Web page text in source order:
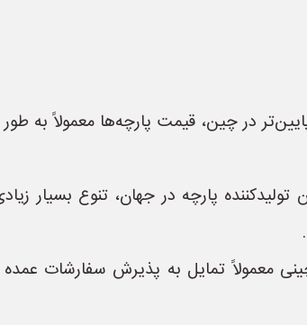
در چین، قیمت پارچه‌ها معمولاً به
پارچه در جهان، تنوع بسیار
معمولاً تمایل به پذیرش سفارشات